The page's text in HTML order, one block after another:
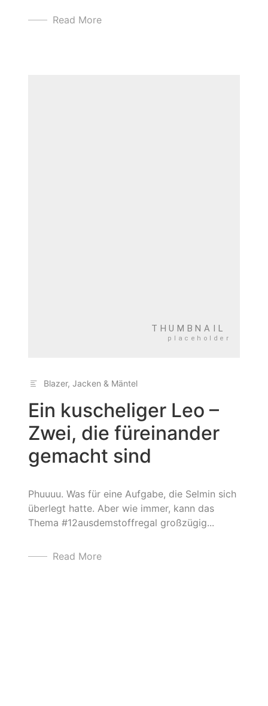
Read More
Blazer, Jacken & Mäntel
Ein kuscheliger Leo –
Zwei, die füreinander
gemacht sind
Phuuuu. Was für eine Aufgabe, die Selmin sich
überlegt hatte. Aber wie immer, kann das
Thema #12ausdemstoffregal großzügig...
Read More